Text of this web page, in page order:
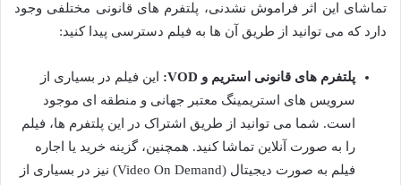
تماشای این اثر فراموش نشدنی، پلتفرم های قانونی مختلفی وجود
دارد که می توانید از طریق آن ها به فیلم دسترسی پیدا کنید:
پلتفرم های قانونی استریم و VOD:
این فیلم در بسیاری از
سرویس های استریمینگ معتبر جهانی و منطقه ای موجود
است. شما می توانید از طریق اشتراک در این پلتفرم ها، فیلم
را به صورت آنلاین تماشا کنید. همچنین، گزینه خرید یا اجاره
فیلم به صورت دیجیتال (Video On Demand) نیز در بسیاری از